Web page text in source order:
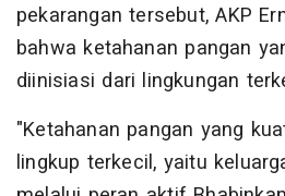
pekarangan tersebut, AKP
bahwa ketahanan pangan
diinisiasi dari lingkungan
"Ketahanan pangan yang
lingkup terkecil, yaitu